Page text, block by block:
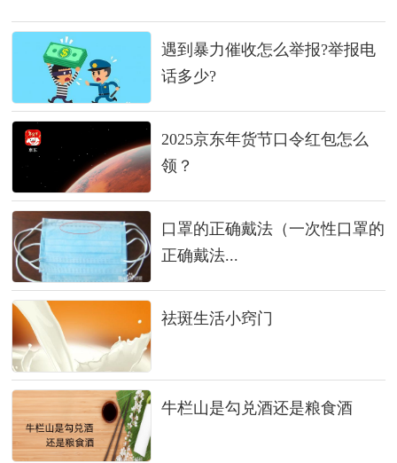
遇到暴力催收怎么举报?举报电
话多少?
2025京东年货节口令红包怎么
领？
口罩的正确戴法（一次性口罩的
正确戴法...
祛斑生活小窍门
牛栏山是勾兑酒还是粮食酒